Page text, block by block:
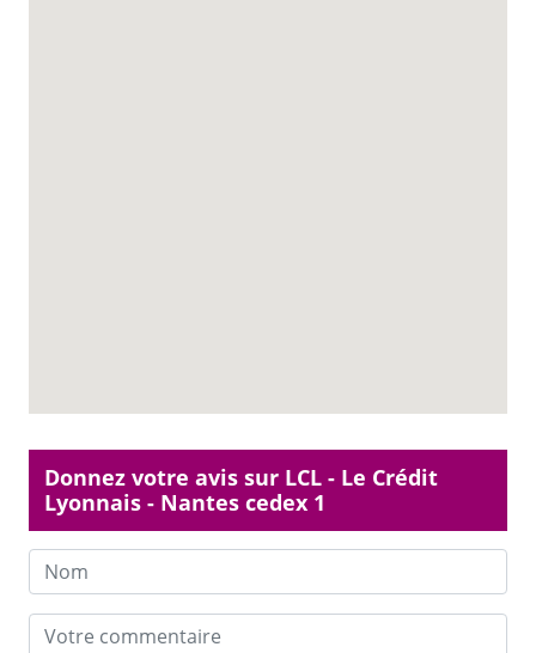
Donnez votre avis sur LCL - Le Crédit
Lyonnais - Nantes cedex 1